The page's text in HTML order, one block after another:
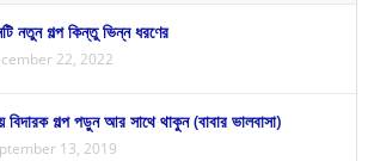
নতুন গল্প কিন্তু ভিন্ন ধরণের
22, 2022
বিদারক গল্প পড়ুন আর সাথে থাকুন (বাবার ভালবাসা)
13, 2019